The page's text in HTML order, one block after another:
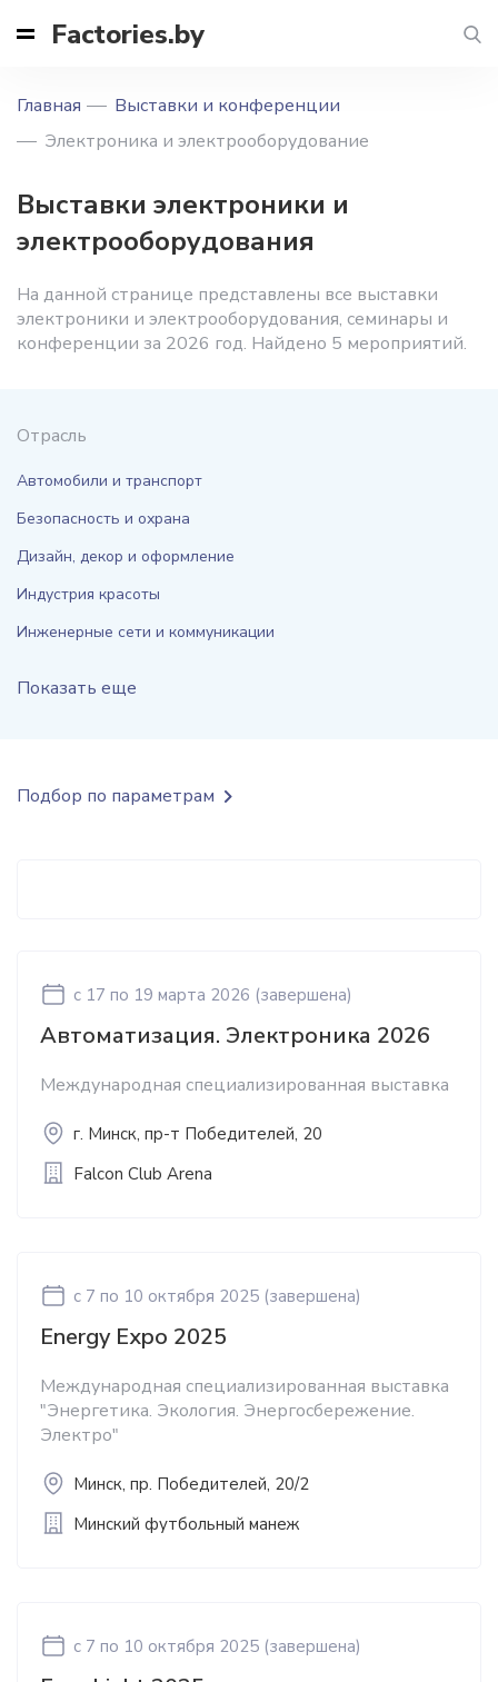
Factories.by
Главная
Выставки и конференции
Электроника и электрооборудование
Выставки электроники и
электрооборудования
На данной странице представлены все выставки
электроники и электрооборудования, семинары и
конференции за 2026 год. Найдено 5 мероприятий.
Отрасль
Автомобили и транспорт
Безопасность и охрана
Дизайн, декор и оформление
Индустрия красоты
Инженерные сети и коммуникации
Показать еще
c 17 по 19 марта 2026 (завершена)
Автоматизация. Электроника 2026
Международная специализированная выставка
г. Минск, пр-т Победителей, 20
Falcon Club Arena
c 7 по 10 октября 2025 (завершена)
Energy Expo 2025
Международная специализированная выставка
"Энергетика. Экология. Энергосбережение.
Электро"
Минск, пр. Победителей, 20/2
Минский футбольный манеж
c 7 по 10 октября 2025 (завершена)
Подбор по параметрам